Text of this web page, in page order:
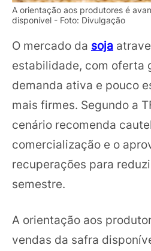
A orientação aos produtores é
disponível - Foto: Divulgação
O mercado da soja
estabilidade, com oferta
demanda ativa e pouco
mais firmes. Segundo a
cenário recomenda
comercialização e o
recuperações para
semestre.
A orientação aos
vendas da safra